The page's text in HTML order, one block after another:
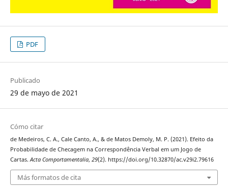
PDF
Publicado
29 de mayo de 2021
Cómo citar
de Medeiros, C. A., Cale Canto, A., & de Matos Demoly, M. P. (2021). Efeito da
Probabilidade de Checagem na Correspondência Verbal em um Jogo de
Cartas. Acta Comportamentalia, 29(2). https://doi.org/10.32870/ac.v29i2.79616
Más formatos de cita